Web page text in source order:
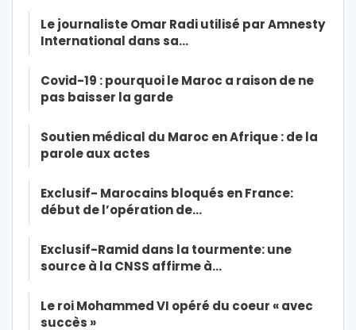
Le journaliste Omar Radi utilisé par Amnesty
International dans sa…
Covid-19 : pourquoi le Maroc a raison de ne
pas baisser la garde
Soutien médical du Maroc en Afrique : de la
parole aux actes
Exclusif- Marocains bloqués en France:
début de l’opération de…
Exclusif-Ramid dans la tourmente: une
source à la CNSS affirme à…
Le roi Mohammed VI opéré du coeur « avec
succès »